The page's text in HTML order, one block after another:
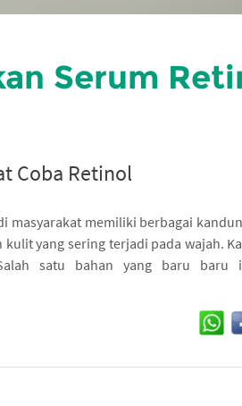
Serum
Coba Retinol
masyarakat memiliki berbagai
yang sering terjadi pada wajah.
satu bahan yang baru